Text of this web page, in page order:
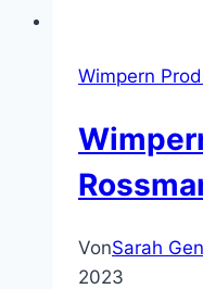
Wimpern
VonSarah
2023